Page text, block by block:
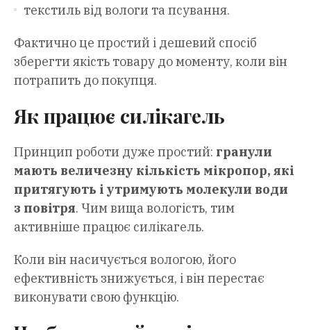
текстиль від вологи та псування.
Фактично це простий і дешевий спосіб
зберегти якість товару до моменту, коли він
потрапить до покупця.
Як працює силікагель
Принцип роботи дуже простий: гранули
мають величезну кількість мікропор, які
притягують і утримують молекули води
з повітря. Чим вища вологість, тим
активніше працює силікагель.
Коли він насичується вологою, його
ефективність знижується, і він перестає
виконувати свою функцію.